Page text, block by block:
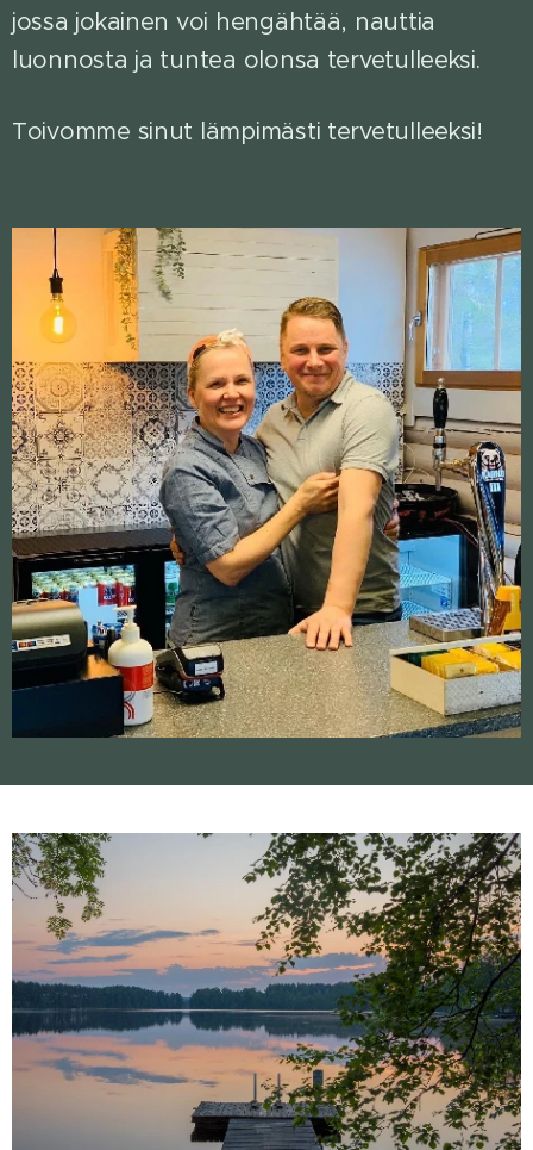
jossa jokainen voi hengähtää, nauttia
luonnosta ja tuntea olonsa tervetulleeksi.
Toivomme sinut lämpimästi tervetulleeksi!